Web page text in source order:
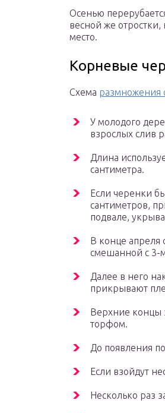
Осенью
весной же
место.
Корневые
Схема размножения
У молодого
взрослых слив
Длина
сантиметра.
Если черенки
сантиметров,
подвале,
В конце апреля
смешанной с 3-
Далее в него
прикрывают
Верхние концы
торфом.
До появления
Если взойдут
Несколько раз